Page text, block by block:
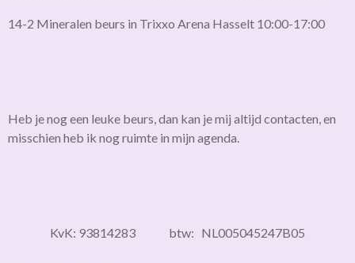
14-2 Mineralen beurs in Trixxo Arena Hasselt 10:00-17:00
Heb je nog een leuke beurs, dan kan je mij altijd contacten, en
misschien heb ik nog ruimte in mijn agenda.
KvK: 93814283 btw: NL005045247B05